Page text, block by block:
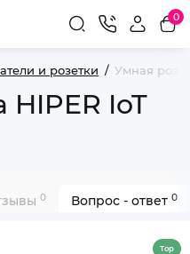
0
и розетки Умная
HIPER IoT
0 Вопрос - ответ 0
Top